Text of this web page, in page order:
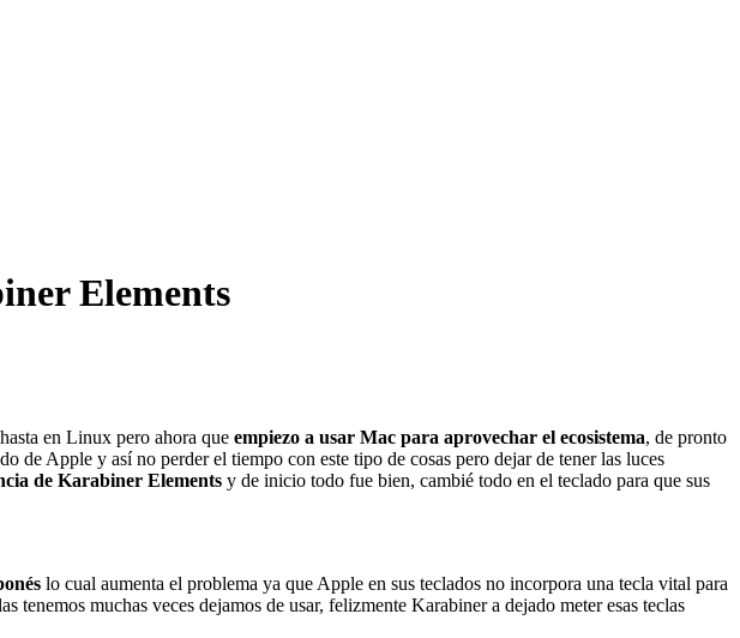
Elements
en Linux pero ahora que empiezo a usar Mac para aprovechar el ecosistema, de pronto
de Apple y así no perder el tiempo con este tipo de cosas pero dejar de tener las luces
de Karabiner Elements y de inicio todo fue bien, cambié todo en el teclado para que sus
lo cual aumenta el problema ya que Apple en sus teclados no incorpora una tecla vital para
muchas veces dejamos de usar, felizmente Karabiner a dejado meter esas teclas